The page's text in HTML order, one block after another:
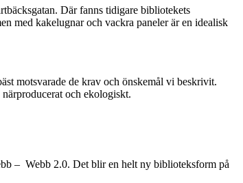
Där fanns tidigare bibliotekets
med kakelugnar och vackra paneler är en idealisk
motsvarade de krav och önskemål vi beskrivit.
och ekologiskt.
– Webb 2.0. Det blir en helt ny biblioteksform på